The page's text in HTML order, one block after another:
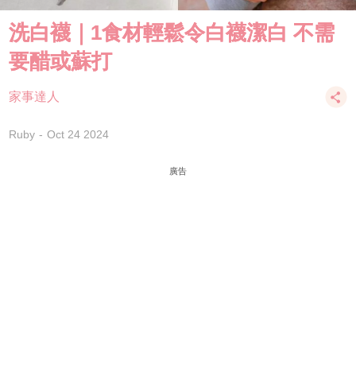
洗白襪｜1食材輕鬆令白襪潔白 不需
要醋或蘇打
家事達人
Ruby Oct 24 2024
廣告